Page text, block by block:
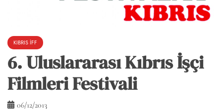
KIBRIS İFF
6. Uluslararası Kıbrıs İşçi
Filmleri Festivali
06/12/2013